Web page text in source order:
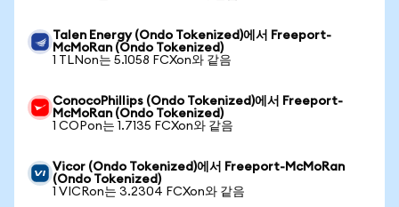
Talen Energy (Ondo Tokenized)에서 Freeport-
McMoRan (Ondo Tokenized)
1 TLNon는 5.1058 FCXon와 같음
ConocoPhillips (Ondo Tokenized)에서 Freeport-
McMoRan (Ondo Tokenized)
1 COPon는 1.7135 FCXon와 같음
Vicor (Ondo Tokenized)에서 Freeport-McMoRan
(Ondo Tokenized)
1 VICRon는 3.2304 FCXon와 같음